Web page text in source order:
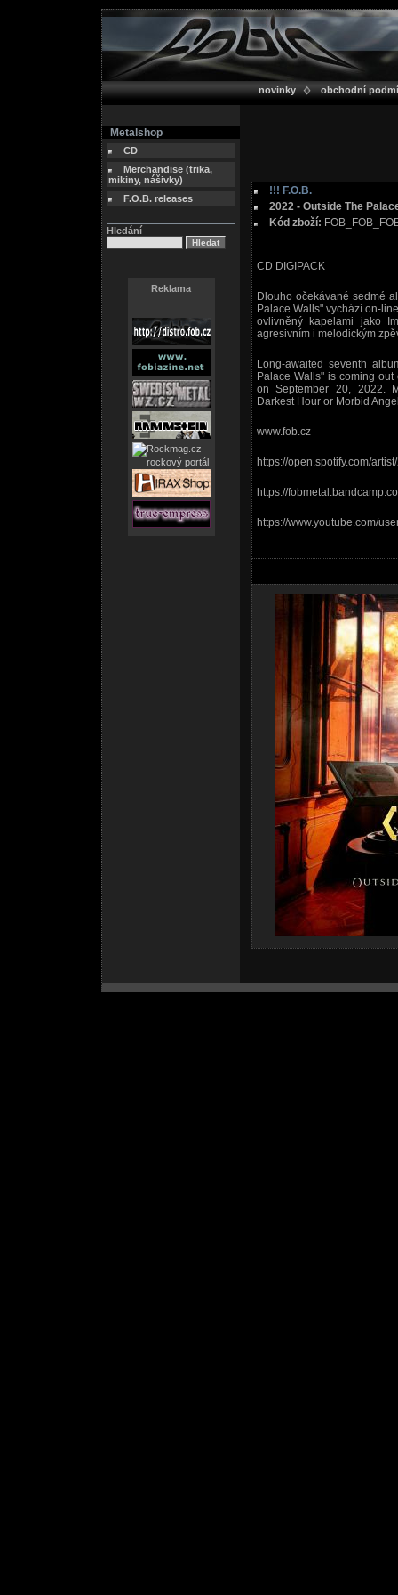
novinky obchodní
Metalshop
CD
Merchandise (trika,
mikiny, nášivky)
F.O.B. releases
Hledání
Reklama
!!! F.O.B.
2022 - Outside The
Kód zboží:
CD DIGIPACK
Dlouho očekávané sedmé
Palace Walls" vychází on-
ovlivněný kapelami jako
agresivním i melodickým
Long-awaited seventh
Palace Walls" is coming
on September 20, 2022.
Darkest Hour or Morbid
www.fob.cz
https://open.spotify.com/
https://
https://www.youtube.com/